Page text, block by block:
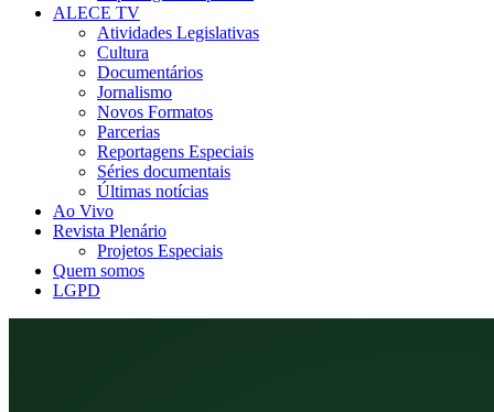
ALECE TV
Atividades Legislativas
Cultura
Documentários
Jornalismo
Novos Formatos
Parcerias
Reportagens Especiais
Séries documentais
Últimas notícias
Ao Vivo
Revista Plenário
Projetos Especiais
Quem somos
LGPD